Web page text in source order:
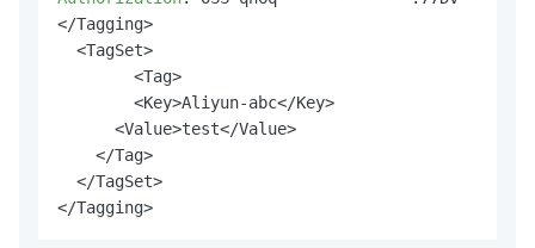
</Tagging>
  <TagSet>
      <Value>test</Value>
    </Tag>
  </TagSet>
</Tagging>